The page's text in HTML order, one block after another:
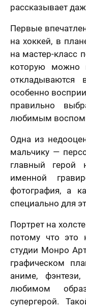
рассказывает
Первые
на хоккей, в
на мастер-класс
которую можно
особенно
правильно
любимым
Одна из
мальчику —
главный герой
именной
фотография, а
специально для
Портрет на
потому что это
студии Монро
графическом
аниме,
любимом
супергерой.